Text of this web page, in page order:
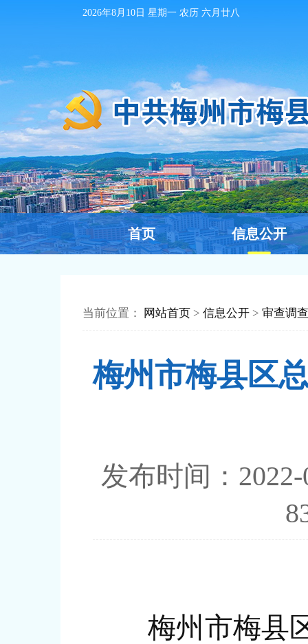
2026年8月10日 星期一 农历 六月廿八
首页 信息公开
当前位置： 网站首页 > 信息公开 > 审查调查
梅州市梅县区
发布时间：
梅州市梅县